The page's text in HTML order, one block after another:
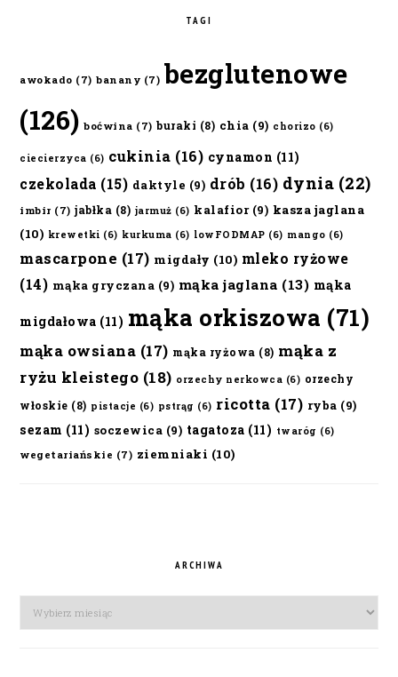
TAGI
awokado (7) banany (7) bezglutenowe
(126) boćwina (7) buraki (8) chia (9) chorizo (6)
ciecierzyca (6) cukinia (16) cynamon (11)
czekolada (15) daktyle (9) drób (16) dynia (22)
imbir (7) jabłka (8) jarmuż (6) kalafior(9) kasza jaglana
(10) krewetki (6) kurkuma (6) lowFODMAP (6) mango (6)
mascarpone (17) migdały (10) mleko ryżowe
(14) mąka gryczana (9) mąka jaglana (13) mąka
migdałowa (11) mąka orkiszowa (71)
mąka owsiana (17) mąka ryżowa (8) mąka z
ryżu kleistego (18) orzechy nerkowca (6) orzechy
włoskie (8) pistacje (6) pstrąg (6) ricotta (17) ryba (9)
sezam (11) soczewica (9) tagatoza (11) twaróg (6)
wegetariańskie (7) ziemniaki (10)
ARCHIWA
Archiwa